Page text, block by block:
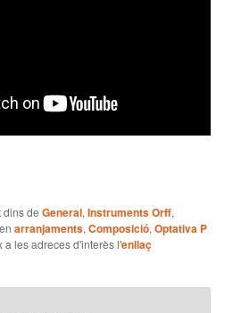
dins deGeneral,Instruments Orff,
arranjaments,Composició,Optativa P
a les adreces d'interès l'enllaç